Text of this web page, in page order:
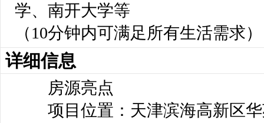
学、南开大学等
（10分钟内可满足所有生活需求）
详细信息
房源亮点
项目位置：天津滨海高新区华